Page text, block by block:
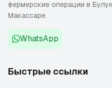
фермерские операции в
Макассаре.
WhatsApp
Быстрые ссылки